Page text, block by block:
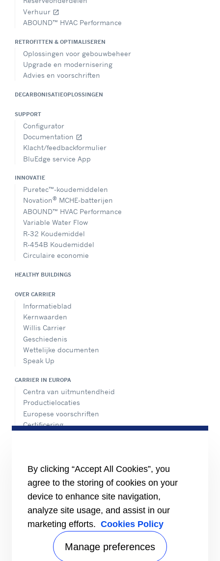
Verhuur open_in_new
ABOUND™ HVAC Performance
RETROFITTEN & OPTIMALISEREN
Oplossingen voor gebouwbeheer
Upgrade en modernisering
Advies en voorschriften
DECARBONISATIEOPLOSSINGEN
SUPPORT
Configurator
Documentation open_in_new
Klacht/feedbackformulier
BluEdge service App
INNOVATIE
Puretec™-koudemiddelen
Novation® MCHE-batterijen
ABOUND™ HVAC Performance
Variable Water Flow
R-32 Koudemiddel
R-454B Koudemiddel
Circulaire economie
HEALTHY BUILDINGS
OVER CARRIER
Informatieblad
Kernwaarden
Willis Carrier
Geschiedenis
Wettelijke documenten
Speak Up
CARRIER IN EUROPA
Centra van uitmuntendheid
Productielocaties
Europese voorschriften
Certificering
BRONNEN
Brochures
Video's
INFORMATIE VOOR
Leveranciers
Investeerders
By clicking “Accept All Cookies”, you
agree to the storing of cookies on your
device to enhance site navigation,
analyze site usage, and assist in our
marketing efforts. Cookies Policy
Manage preferences